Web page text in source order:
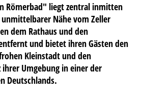
Römerbad" liegt zentral inmitten
Nähe vom Zeller
dem Rathaus und den
und bietet ihren Gästen den
Kleinstadt und den
ihrer Umgebung in einer der
Deutschlands.